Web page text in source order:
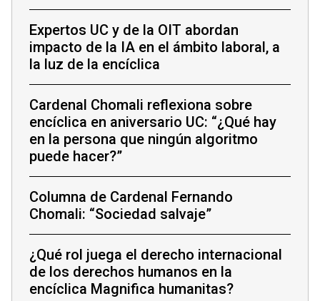
Expertos UC y de la OIT abordan
impacto de la IA en el ámbito laboral, a
la luz de la encíclica
Cardenal Chomali reflexiona sobre
encíclica en aniversario UC: “¿Qué hay
en la persona que ningún algoritmo
puede hacer?”
Columna de Cardenal Fernando
Chomali: “Sociedad salvaje”
¿Qué rol juega el derecho internacional
de los derechos humanos en la
encíclica Magnifica humanitas?